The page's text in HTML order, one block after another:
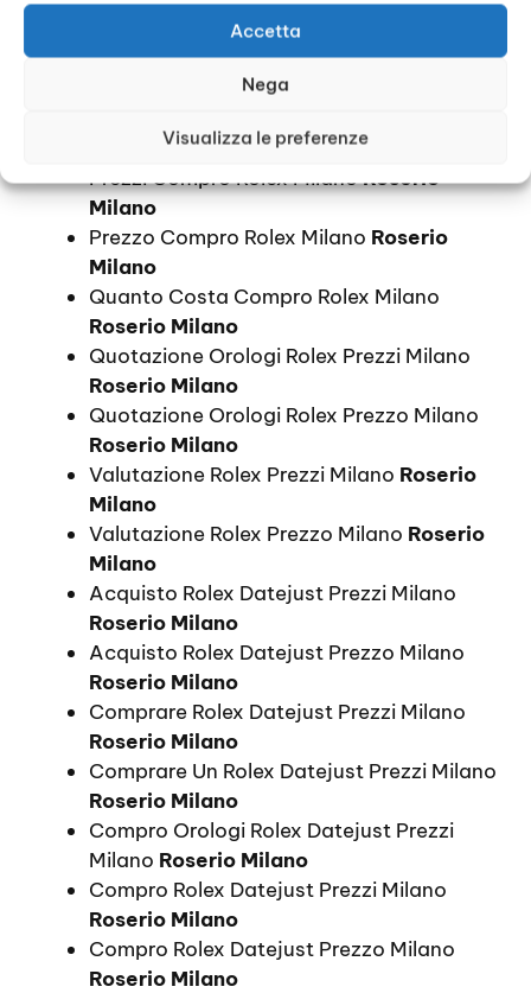
Accetta
Nega
Visualizza le preferenze
Roserio Milano
Informazioni Compro Rolex MilanoRoserio
Prezzi Compro Rolex MilanoRoserio
Milano
Prezzo Compro Rolex Milano Roserio
Milano
Quanto Costa Compro Rolex Milano
Roserio Milano
Quotazione Orologi Rolex Prezzi Milano
Roserio Milano
Quotazione Orologi Rolex Prezzo Milano
Roserio Milano
Valutazione Rolex Prezzi Milano Roserio
Milano
Valutazione Rolex Prezzo Milano Roserio
Milano
Acquisto Rolex Datejust Prezzi Milano
Roserio Milano
Acquisto Rolex Datejust Prezzo Milano
Roserio Milano
Comprare Rolex Datejust Prezzi Milano
Roserio Milano
Comprare Un Rolex Datejust Prezzi Milano
Roserio Milano
Compro Orologi Rolex Datejust Prezzi
Milano Roserio Milano
Compro Rolex Datejust Prezzi Milano
Roserio Milano
Compro Rolex Datejust Prezzo Milano
Roserio Milano